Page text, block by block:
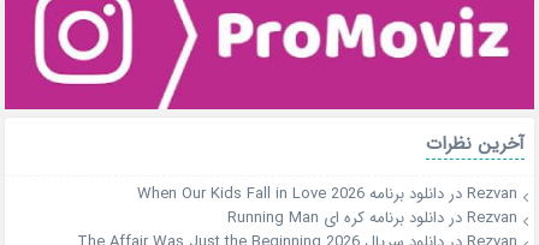
آخرین نظرات
Rezvanدردانلود برنامه When Our Kids Fall in Love 2026
Rezvanدردانلود برنامه کره ای Running Man